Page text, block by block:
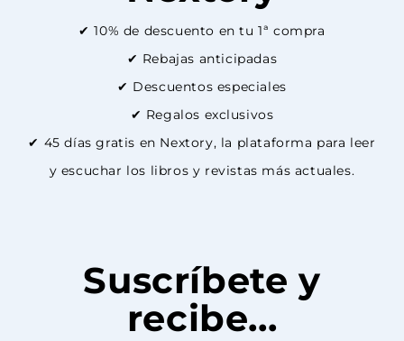
Suscríbete y
recibe...
✔ 10% de descuento en tu 1ª compra
✔ Rebajas anticipadas
✔ Descuentos especiales
✔ Regalos exclusivos
✔ 45 días gratis en Nextory, la plataforma para leer
y escuchar los libros y revistas más actuales.